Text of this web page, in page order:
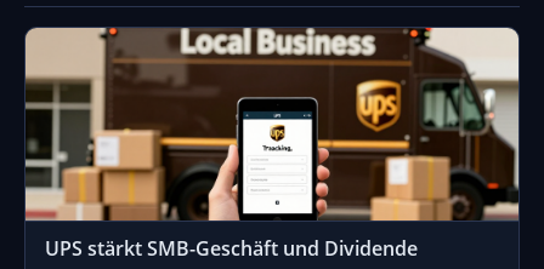
UPS stärkt SMB-Geschäft und Dividende